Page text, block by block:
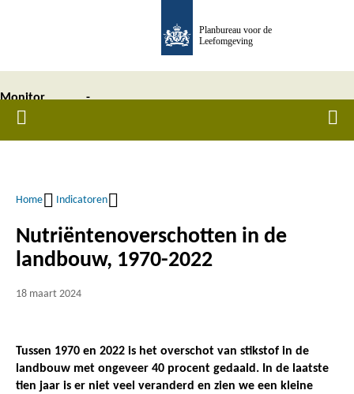
inhoud
gaan
Planbureau voor de
Leefomgeving
Monitor
Nationale
-
Home
Kruimelpad
Home Indicatoren
Nutriëntenoverschotten in de
landbouw, 1970-2022
18 maart 2024
Tussen 1970 en 2022 is het overschot van stikstof in de
landbouw met ongeveer 40 procent gedaald. In de laatste
tien jaar is er niet veel veranderd en zien we een kleine